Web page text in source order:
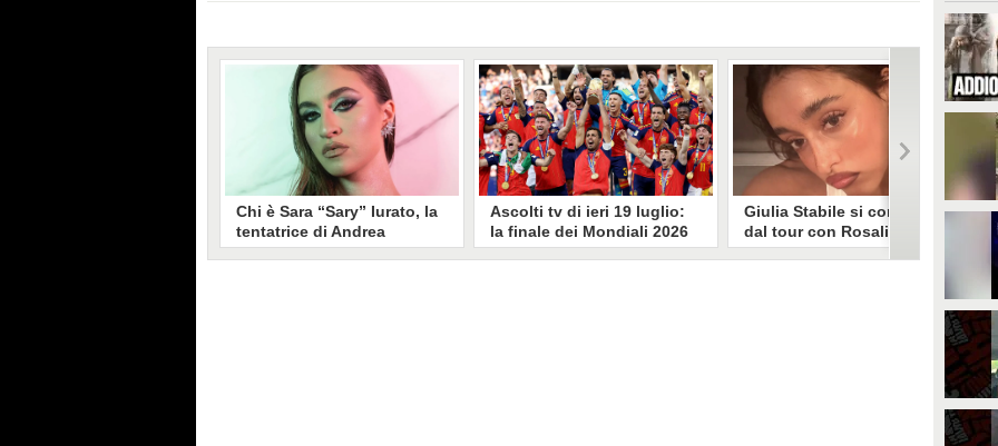
Chi è Sara “Sary” Iurato, la
tentatrice di Andrea
Petraroli a Temptation
Ascolti tv di ieri 19 luglio:
la finale dei Mondiali 2026
Spagna-Argentina
Giulia Stabile si confessa
dal tour con Rosalia: "Non
sono stata bene, costretta
ballo di Rosalia, Giulia Stabile si è
lasciata andare a una confessione